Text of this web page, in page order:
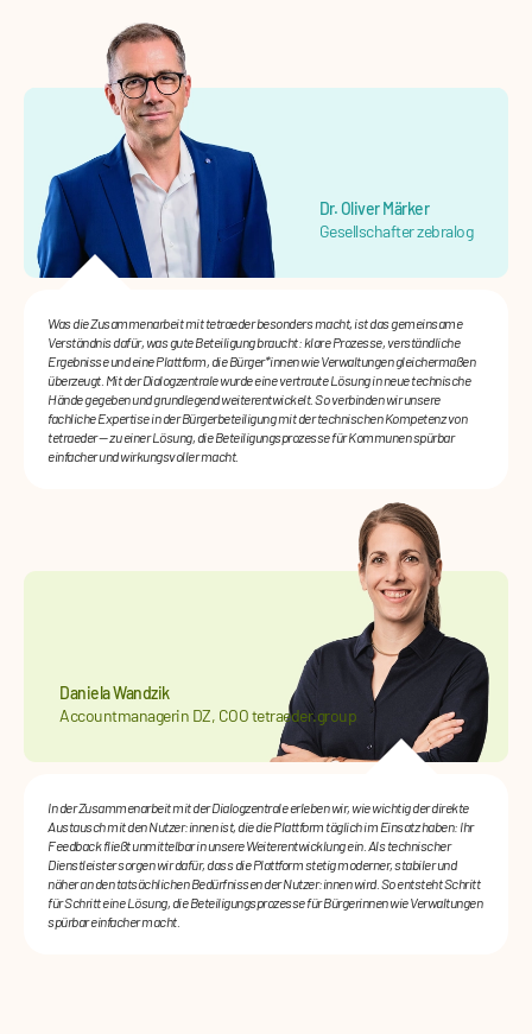
Dr. Oliver Märker
Gesellschafter zebralog
Was die Zusammenarbeit mit tetraeder besonders macht, ist das gemeinsame
Verständnis dafür, was gute Beteiligung braucht: klare Prozesse, verständliche
Ergebnisse und eine Plattform, die Bürger*innen wie Verwaltungen gleichermaßen
überzeugt. Mit der Dialogzentrale wurde eine vertraute Lösung in neue technische
Hände gegeben und grundlegend weiterentwickelt. So verbinden wir unsere
fachliche Expertise in der Bürgerbeteiligung mit der technischen Kompetenz von
tetraeder — zu einer Lösung, die Beteiligungsprozesse für Kommunen spürbar
einfacher und wirkungsvoller macht.
Daniela Wandzik
Accountmanagerin DZ, COO tetraeder.group
In der Zusammenarbeit mit der Dialogzentrale erleben wir, wie wichtig der direkte
Austausch mit den Nutzer:innen ist, die die Plattform täglich im Einsatz haben: Ihr
Feedback fließt unmittelbar in unsere Weiterentwicklung ein. Als technischer
Dienstleister sorgen wir dafür, dass die Plattform stetig moderner, stabiler und
näher an den tatsächlichen Bedürfnissen der Nutzer:innen wird. So entsteht Schritt
für Schritt eine Lösung, die Beteiligungsprozesse für Bürgerinnen wie Verwaltungen
spürbar einfacher macht.